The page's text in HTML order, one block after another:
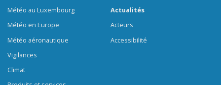
Météo au Luxembourg
Météo en Europe
Météo aéronautique
Vigilances
Climat
Actualités
Acteurs
Accessibilité